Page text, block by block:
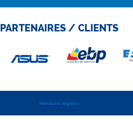
PARTENAIRES / CLIENTS
Mentions légales